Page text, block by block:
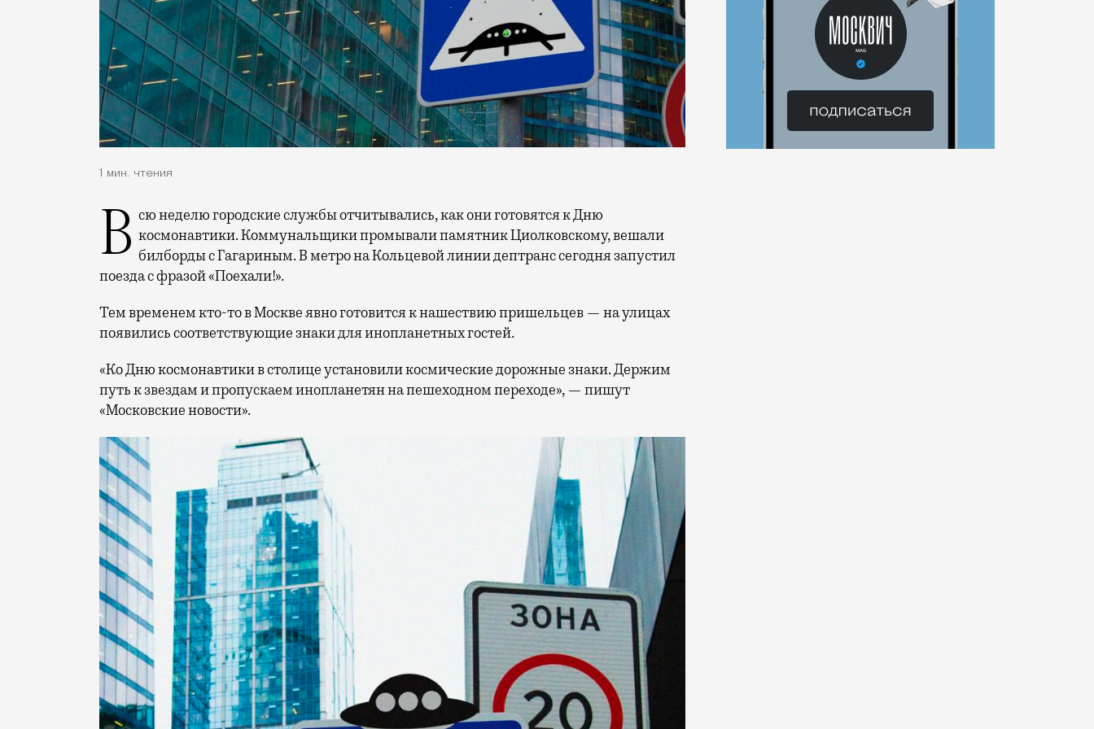
1 мин. чтения
Всю неделю городские службы отчитывались, как они готовятся к Дню космонавтики. Коммунальщики промывали памятник Циолковскому, вешали
билборды с Гагариным. В метро на Кольцевой линии дептранс сегодня запустил
поезда с фразой «Поехали!».
Тем временем кто-то в Москве явно готовится к нашествию пришельцев — на улицах
появились соответствующие знаки для инопланетных гостей.
«Ко Дню космонавтики в столице установили космические дорожные знаки. Держим
путь к звездам и пропускаем инопланетян на пешеходном переходе», — пишут
«Московские новости».